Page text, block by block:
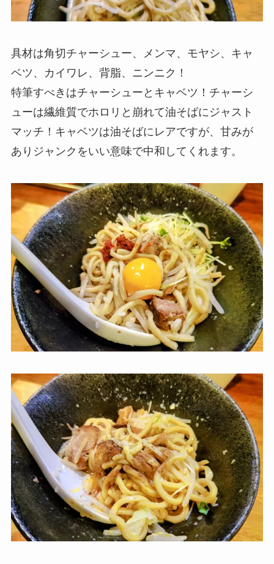
具材は角切チャーシュー、メンマ、モヤシ、キャ
ベツ、カイワレ、背脂、ニンニク！
特筆すべきはチャーシューとキャベツ！チャーシ
ューは繊維質でホロリと崩れて油そばにジャスト
マッチ！キャベツは油そばにレアですが、甘みが
ありジャンクをいい意味で中和してくれます。